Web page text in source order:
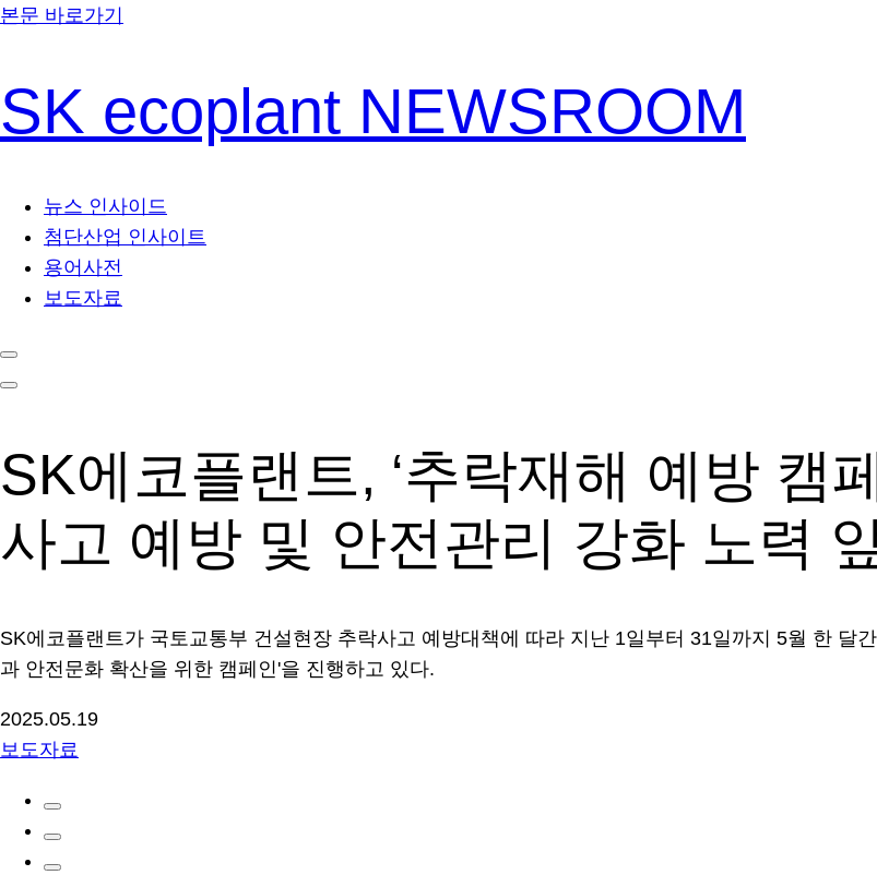
본문 바로가기
SK ecoplant NEWSROOM
뉴스 인사이드
첨단산업 인사이트
용어사전
보도자료
SK에코플랜트, ‘추락재해 예방 캠
사고 예방 및 안전관리 강화 노력
SK에코플랜트가 국토교통부 건설현장 추락사고 예방대책에 따라 지난 1일부터 31일까지 5월 한 달
과 안전문화 확산을 위한 캠페인'을 진행하고 있다.
2025.05.19
보도자료